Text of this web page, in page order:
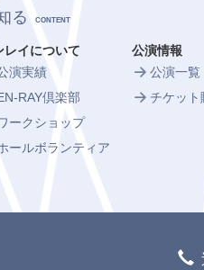
る CONTENT
レイについて
演実績
RAY倶楽部
ークショップ
ールボランティア
公演情報
公演一覧
チケット